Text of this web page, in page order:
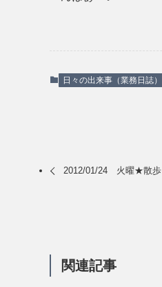
日々の出来事（業務日誌）
2012/01/24 火曜★散歩
関連記事